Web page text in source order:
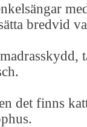
bredvid
det finns